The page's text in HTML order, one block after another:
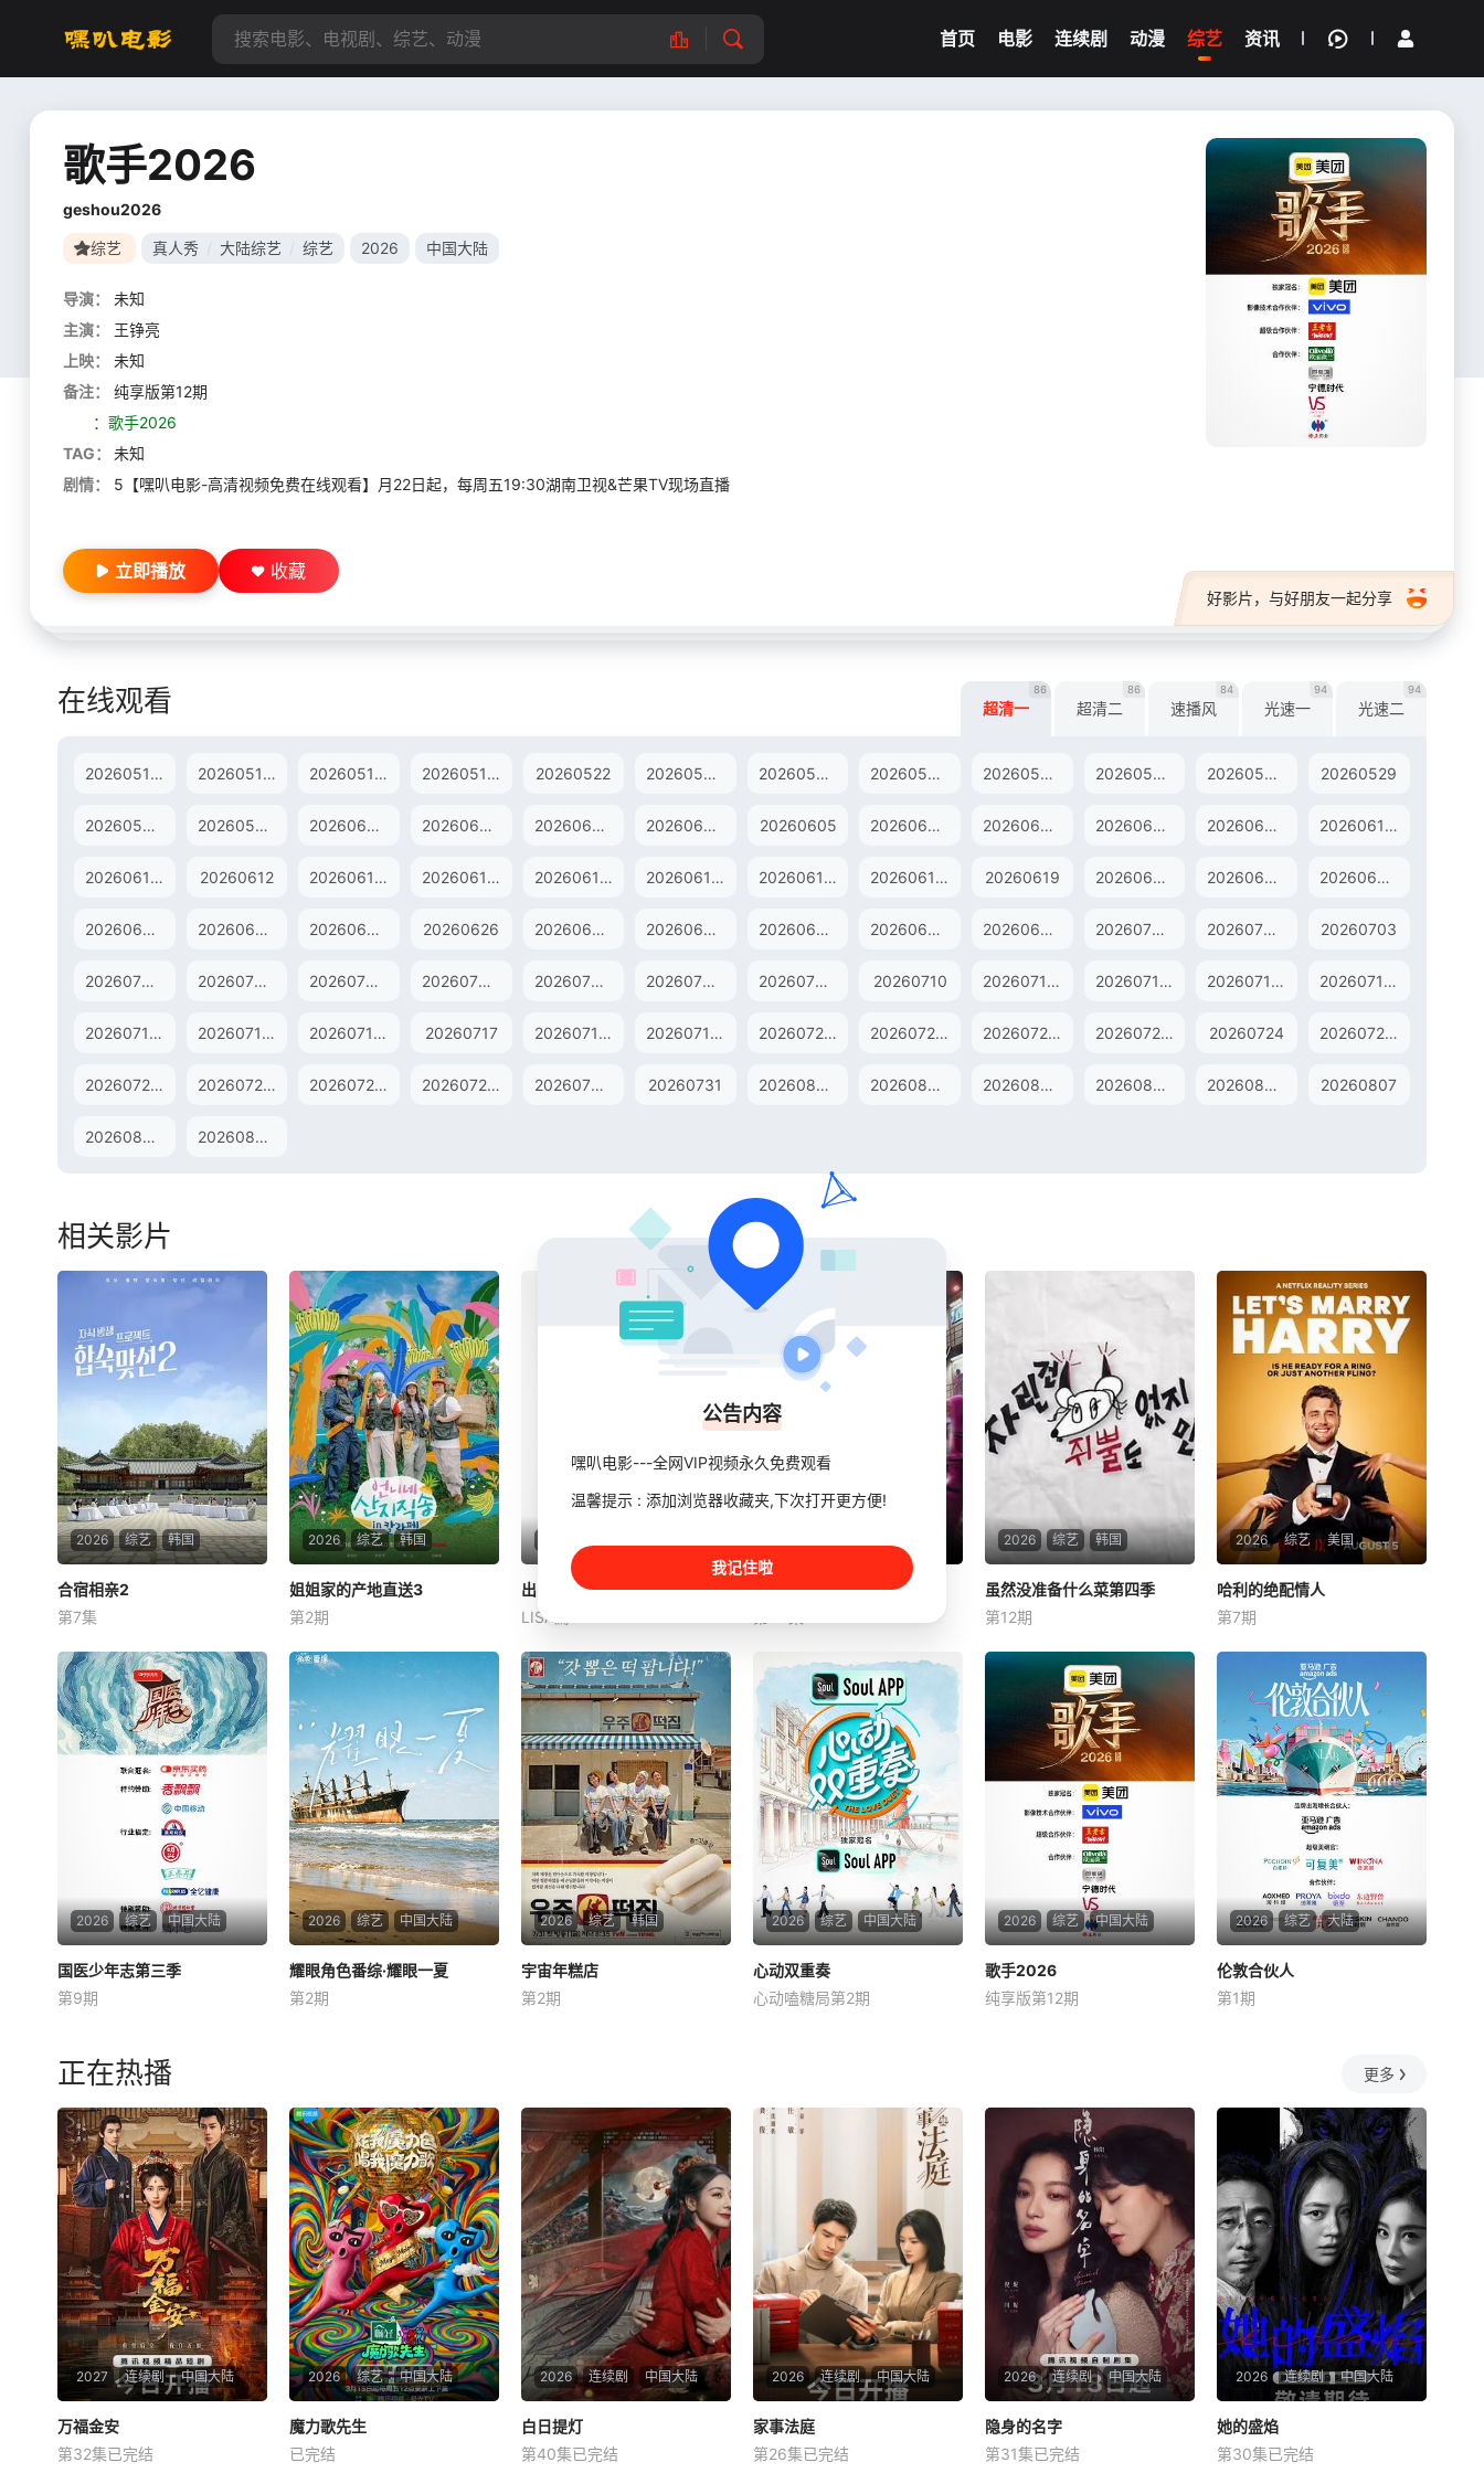
首页 电影 连续剧 动漫 综艺 资讯
歌手2026
geshou2026
综艺 真人秀 大陆综艺 综艺 2026 中国大陆
导演：
未知
主演：
王铮亮
上映：
未知
备注：
纯享版第12期
：歌手2026
TAG：
未知
剧情：
5【嘿叭电影-高清视频免费在线观看】月22日起，每周五19:30湖南卫视&芒果TV现场直播
好影片，与好朋友一起分享
立即播放 收藏
在线观看 超清一
86
超清二
86
速播风
84
光速一
94
光速二
94
20260515特别企划 20260516超前营业 20260517超前营业 20260518超前营业 20260522 20260523纯享版 20260523加更版 20260525直拍 20260526直拍 20260527歌手后花园 20260528超前营业 20260529
20260530纯享版 20260530加更版 20260601直拍 20260602直拍 20260603歌手后花园 20260604超前营业 20260605 20260606纯享版 20260606加更版 20260608直拍 20260609直拍 20260610歌手后花园
20260611超前营业 20260612 20260613纯享版 20260613加更版 20260615直拍 20260616直拍 20260617歌手后花园 20260618超前营业 20260619 20260620纯享版 20260620加更版 20260622直拍
20260623直拍 20260624歌手后花园 20260625超前营业 20260626 20260627加更版 20260627纯享版 20260628端午特辑 20260629直拍 20260630直拍 20260701歌手后花园 20260702超前营业 20260703
20260704纯享版 20260704加更版 20260705特别企划 20260706直拍 20260707直拍 20260708歌手后花园 20260709超前营业 20260710 20260711纯享版 20260711加更版 20260712毕业特辑 20260713直拍
20260714直拍 20260715歌手后花园 20260716超前营业 20260717 20260718纯享版 20260718加更版 20260720直拍 20260721直拍 20260722歌手后花园 20260723超前营业 20260724 20260725纯享版
20260725加更版 20260727直拍 20260728直拍 20260729歌手后花园 20260730超前营业 20260731 20260801纯享版 20260801加更版 20260803歌手直拍 20260805歌手后花园 20260806超前营业 20260807
20260808纯享版 20260808加更版
相关影片
2026 综艺 韩国
合宿相亲2
徐章勋
10名想结婚的单身男女和10名
他们的母亲一起合住了6天5
夜，为了“结婚”的一个目标而
奔跑【嘿叭电影-高清视频免
费在线观看】
合宿相亲2
第7集
2026 综艺 韩国
姐姐家的产地直送3
廉晶雅
已完成制作，进入筹备阶段
【嘿叭电影-热播综艺免费在
线观看】预计将于明年初开
拍，并于下半年播出。
姐姐家的产地直送3
第2期
出家门的大声
姜大声 张贤胜
东永裴
是一档与各种各样的嘉宾
一起进行的户外脱口秀节目。
大声通过<出家门的大声>每集
都会与不同的嘉宾聊天，展现
他们之间特有的默契度，还计
划到平时不经常去的小区进行
治愈出游【嘿叭电影-1080P
出家门的大声
LISA篇
囚牢生存战
瑞提希·德希穆克
法拉·可汗
Netflix印度宣布即将推出真人
秀节目《Lock Up》。制作方
在分享节目海报时配文道：
“准备好，Netflix即将面临现
实的考验。”
囚牢生存战
2026 综艺 韩国
李泳知
李泳知主持的韩国网络综艺
《虽然没准备什么菜》第四季
已于2026年5月1日韩国时间
晚7点正式开播，首期嘉宾为
女团aespa成员宁艺卓（NING
NING）【嘿叭电影-1080P资
源免费观看，无广告，不卡顿
虽然没准备什么菜第四季
第12期
2026 综艺 美国
哈利的绝配情人
他调情、恋爱、勾搭、分手
【嘿叭电影-为您提供最新的
高清视觉盛宴】他甚至用糖果
戒指求婚。但现在，在新系列
《嫁给哈利》中，哈里·乔西已
经准备好了。在穿越Netflix现
实世界寻找他的灵魂伴侣之后
哈利的绝配情人
第7期
2026 综艺 中国大陆
国医少年志第三季
陈妍希
影-热播电视剧免费在线观
看】和陈妍希、夏之光、高卿
万千世界，从草木到经络，从
领悟到亲手实践。
国医少年志第三季
第9期
2026 综艺 中国大陆
关晓彤
演齐聚录制。扎扎亭的老朋友
们陆续回来，大家一起笑闹，
一起为那场筹备已久的毕业联
欢晚会亮灯开场。两
耀眼角色番综·耀眼一夏
第2期
2026 综艺 韩国
宇宙年糕店
李恩智
宇宙年糕店
第2期
2026 综艺 中国大陆
心动双重奏
武艺
井胧
纪实记录约会相处点滴，融合
心动氛围感、家庭温情与现实
婚恋视角，呈现兼具浪漫与烟
心动双重奏
心动嗑糖局第2期
2026 综艺 中国大陆
歌手2026
王铮亮
歌手2026
纯享版第12期
2026 综艺 大陆
伦敦合伙人
尚雯婕
青春合伙人开店创业真人秀。
更全面真实的经营生态，全力
助推国货出海，打造汇聚中国
品牌的特色门店，从巴黎到伦
敦，从深度筹备到
伦敦合伙人
第1期
正在热播 更多
2027 连续剧 中国大陆
万福金安
方瑾 赵华为
万福金安
第32集已完结
2026 综艺 中国大陆
魔力歌先生
李维嘉
魔力歌先生
已完结
2026 连续剧 中国大陆
白日提灯
迪丽热巴 陈飞宇
白日提灯
第40集已完结
2026 连续剧 中国大陆
家事法庭
龚俊 任敏
家事法庭
第26集已完结
2026 连续剧 中国大陆
隐身的名字
倪妮 闫妮
隐身的名字
第31集已完结
2026 连续剧 中国大陆
她的盛焰
马思纯 宁理
她的盛焰
第30集已完结
公告内容
嘿叭电影---全网VIP视频永久免费观看
温馨提示 : 添加浏览器收藏夹,下次打开更方便!
我记住啦